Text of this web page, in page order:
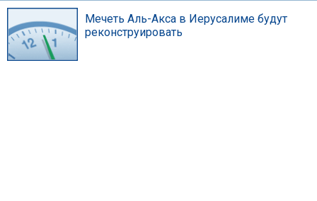
Мечеть Аль-Акса в Иерусалиме будут
реконструировать